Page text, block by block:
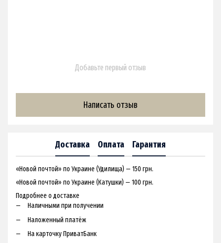
Добавьте первый отзыв
Написать отзыв
Доставка Оплата Гарантия
«Новой почтой» по Украине (Удилища) — 150 грн.
«Новой почтой» по Украине (Катушки) — 100 грн.
Подробнее о доставке
Наличными при получении
Наложенный платёж
На карточку ПриватБанк